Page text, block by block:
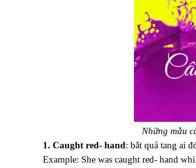
Những mẫu
1. Caught red- hand: bắt quả tang ai
Example: She was caught red- hand